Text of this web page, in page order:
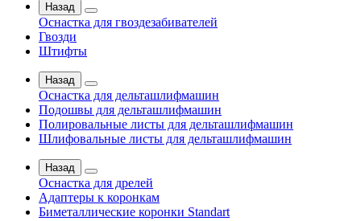
Назад
Оснастка для гвоздезабивателей
Гвозди
Штифты
Назад
Оснастка для дельташлифмашин
Подошвы для дельташлифмашин
Полировальные листы для дельташлифмашин
Шлифовальные листы для дельташлифмашин
Назад
Оснастка для дрелей
Адаптеры к коронкам
Биметаллические коронки Standart